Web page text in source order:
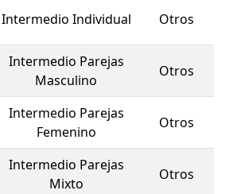
Intermedio Individual Otros
Intermedio Parejas
Masculino
Otros
Intermedio Parejas
Femenino
Otros
Intermedio Parejas
Mixto
Otros